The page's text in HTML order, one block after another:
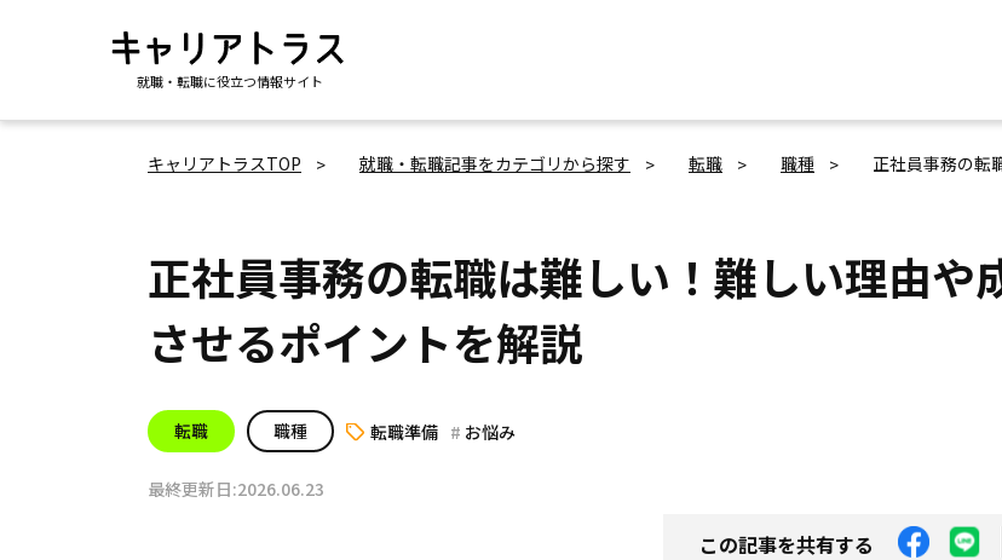
就職・転職に役立つ情報サイト
キャリアトラスTOP 就職・転職記事をカテゴリから探す 転職 職種 正社員事務の転
正社員事務の転職は難しい！難しい理由や
させるポイントを解説
転職 職種 転職準備 お悩み
最終更新日:2026.06.23
この記事を共有する